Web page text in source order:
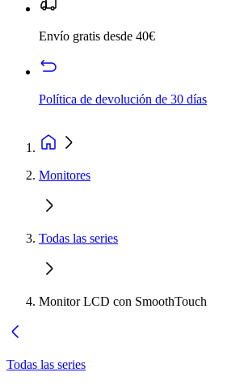
Envío gratis desde 40€
Política de devolución de 30 días
Monitores
Todas las series
Monitor LCD con SmoothTouch
Todas las series